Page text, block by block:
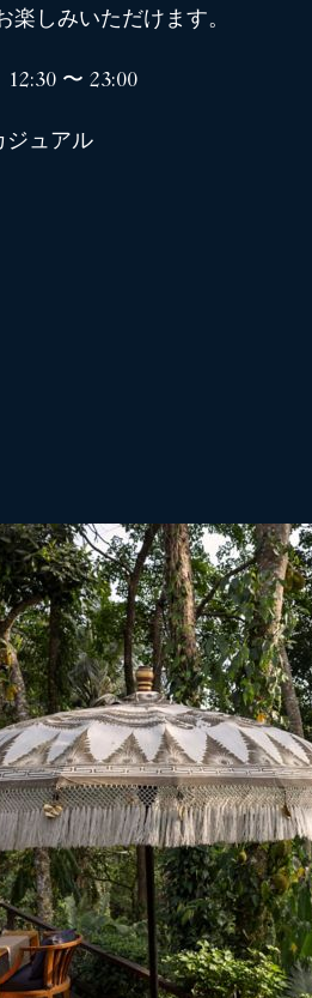
楽しみいただけます。
12:30 〜 23:00
ジュアル